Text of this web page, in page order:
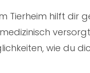
Tierheim hilft dir
wie du